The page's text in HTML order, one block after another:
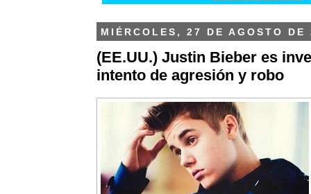
MIÉRCOLES, 27 DE AGOSTO DE
(EE.UU.) Justin Bieber es
intento de agresión y robo